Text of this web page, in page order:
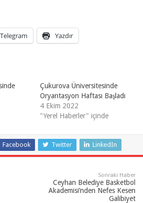
Telegram Yazdır
Çukurova Üniversitesinde
Oryantasyon Haftası Başladı
4 Ekim 2022
"Yerel Haberler" içinde
Facebook Twitter LinkedIn
Sonraki Haber
Ceyhan Belediye Basketbol
Akademisi’nden Nefes Kesen
Galibiyet